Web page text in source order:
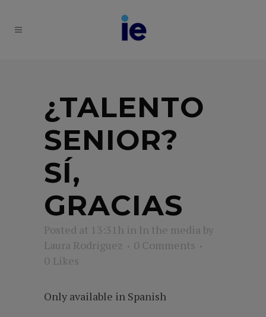
¿TALENTO
SENIOR?
SÍ,
GRACIAS
Posted at 13:31h in In the media by
Laura Rodriguez
0 Comments
0 Likes
Only available in Spanish